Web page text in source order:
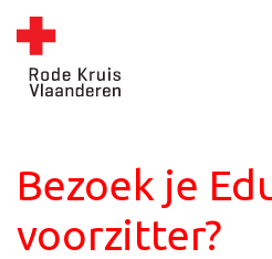
Bezoek je
voorzitter?